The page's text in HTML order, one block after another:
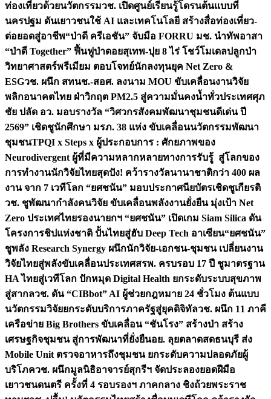
ท่องเที่ยวด้วยนวัตกรรมวช. เปิดศูนย์เรียนรู้โดรนต้นแบบที่
นครปฐม ดันเยาวชนใช้ AI และเทคโนโลยี สร้างสื่อท่องเที่ยว-
ต่อยอดสู่อาชีพ“ป่าดี ครีเอชัน” จับมือ FORRU มช. นำทัพอาสา
“ป่าดี Together” ฟื้นฟูป่าดอยสุเทพ-ปุย 8 ไร่ โชว์โมเดลปลูกป่า
วิทยาศาสตร์พรีเมียม ตอบโจทย์นักลงทุนยุค Net Zero &
ESGวช. ผนึก สทนช.-สอศ. ลงนาม MOU ขับเคลื่อนงานวิจัย
พลิกอนาคตไทย ฝ่าวิกฤต PM2.5 สู่ความมั่นคงน้ำทั่วประเทศศุภ
ชัย ปลัด อว. มอบรางวัล “วิศวกรสังคมพัฒนาชุมชนดีเด่น ปี
2569” เชิดชูนักศึกษา มรภ. 38 แห่ง ขับเคลื่อนนวัตกรรมพัฒนา
ชุมชนTPQI x Steps x ผู้ประกอบการ : ศักยภาพของ
Neurodivergent ผู้ที่มีความหลากหลายทางการรับรู้ สู่โลกของ
การทำงานนักวิจัยไทยสุดปัง! คว้ารางวัลนานาชาติกว่า 400 ผล
งาน จาก 7 เวทีโลก “ยศชนัน” มอบประกาศนียบัตรเชิดชูเกียรติ
วช. ชูพัฒนากำลังคนวิจัย ขับเคลื่อนพลังงานยั่งยืน มุ่งเป้า Net
Zero ประเทศไทยรองนายกฯ “ยศชนัน” เปิดเกม Siam Silica ดัน
โครงการชิปแห่งชาติ ปั้นไทยสู่ฮับ Deep Tech อาเซียน“ยศชนัน”
ชูพลัง Research Synergy ผนึกนักวิจัย-เอกชน-ชุมชน เปลี่ยนงาน
วิจัยไทยสู่พลังขับเคลื่อนประเทศสรพ. ครบรอบ 17 ปี ชูมาตรฐาน
HA ไทยสู่เวทีโลก ปักหมุด Digital Health ยกระดับระบบสุขภาพ
สู่สากลวช. ดัน “CIBbot” AI ผู้ช่วยกฎหมาย 24 ชั่วโมง ต้นแบบ
นวัตกรรมวิจัยยกระดับบริการภาครัฐสู่ยุคดิจิทัลวช. ผนึก 11 ภาคี
เครือข่าย Big Brothers ขับเคลื่อน “ชันโรง” สร้างป่า สร้าง
เศรษฐกิจชุมชน สู่การพัฒนาที่ยั่งยืนอย. ลุยตลาดสดธนบุรี ส่ง
Mobile Unit ตรวจอาหารถึงชุมชน ยกระดับความปลอดภัยผู้
บริโภควช. ผนึกมูลนิธิอาจารย์สุกรีฯ จัดประลองยอดฝีมือ
เยาวชนดนตรี ครั้งที่ 4 รอบรองฯ ภาคกลาง ชิงถ้วยพระราช